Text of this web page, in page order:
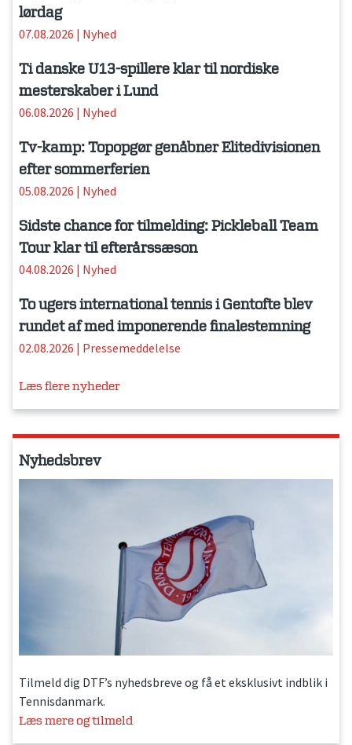
lørdag
07.08.2026 | Nyhed
Ti danske U13-spillere klar til nordiske
mesterskaber i Lund
06.08.2026 | Nyhed
Tv-kamp: Topopgør genåbner Elitedivisionen
efter sommerferien
05.08.2026 | Nyhed
Sidste chance for tilmelding: Pickleball Team
Tour klar til efterårssæson
04.08.2026 | Nyhed
To ugers international tennis i Gentofte blev
rundet af med imponerende finalestemning
02.08.2026 | Pressemeddelelse
Læs flere nyheder
Nyhedsbrev
Tilmeld dig DTF’s nyhedsbreve og få et eksklusivt indblik i
Tennisdanmark.
Læs mere og tilmeld